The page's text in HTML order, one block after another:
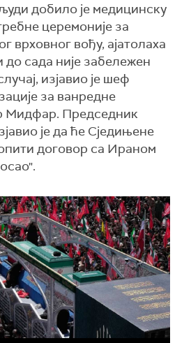
добило је медицинску
церемоније за
врховног вођу, ајатолаха
до сада није забележен
изјавио је шеф
за ванредне
Мидфар. Председник
је да ће Сједињене
договор са Ираном